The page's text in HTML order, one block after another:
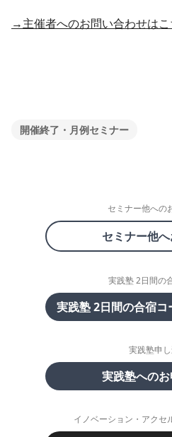
→主催者へのお問い合わせはこ
開催終了・月例セミナー
セミナー他への
セミナー他
実践塾 2日間の
実践塾 2日間の合宿
実践塾申
実践塾への
イノベーション・アクセ